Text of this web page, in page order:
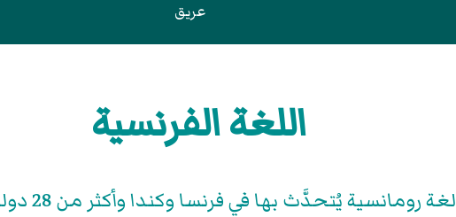
عريق
اللغة الفرنسية
لغة رومانسية يُتحدَّث بها في فرنسا وكندا وأكثر من 28 دولة أخرى.